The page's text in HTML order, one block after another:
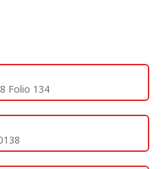
Folio 134